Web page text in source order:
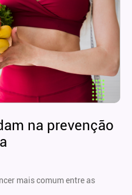
na prevenção
mais comum entre as